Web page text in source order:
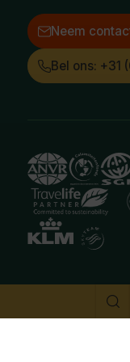
Neem
Bel ons: +31